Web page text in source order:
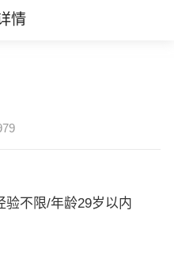
情
不限/年龄29岁以内